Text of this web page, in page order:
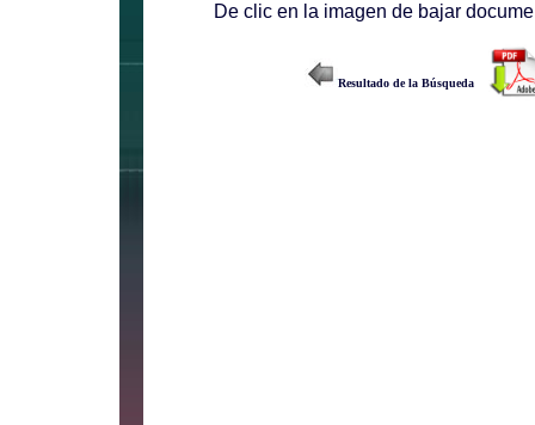
De clic en la imagen de bajar
Resultado de la Búsqueda